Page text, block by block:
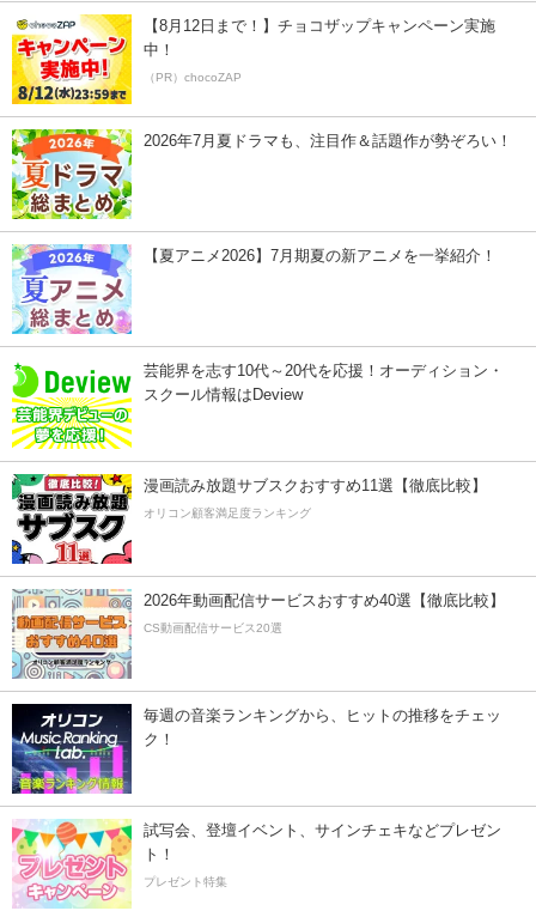
【8月12日まで！】チョコザップキャンペーン実施
中！
（PR）chocoZAP
2026年7月夏ドラマも、注目作＆話題作が勢ぞろい！
【夏アニメ2026】7月期夏の新アニメを一挙紹介！
芸能界を志す10代～20代を応援！オーディション・
スクール情報はDeview
漫画読み放題サブスクおすすめ11選【徹底比較】
オリコン顧客満足度ランキング
2026年動画配信サービスおすすめ40選【徹底比較】
CS動画配信サービス20選
毎週の音楽ランキングから、ヒットの推移をチェッ
ク！
試写会、登壇イベント、サインチェキなどプレゼン
ト！
プレゼント特集